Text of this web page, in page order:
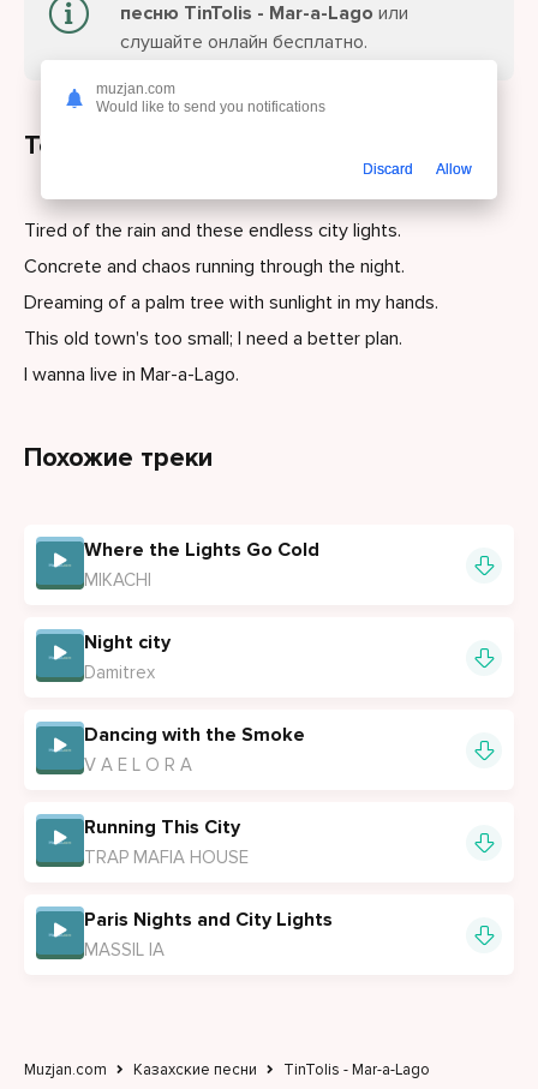
песню TinTolis - Mar-a-Lago или
слушайте онлайн бесплатно.
Текст песни
Tired of the rain and these endless city lights.
Concrete and chaos running through the night.
Dreaming of a palm tree with sunlight in my hands.
This old town's too small; I need a better plan.
I wanna live in Mar-a-Lago.
Похожие треки
Where the Lights Go Cold
MIKACHI
Night city
Damitrex
Dancing with the Smoke
V A E L O R A
Running This City
TRAP MAFIA HOUSE
Paris Nights and City Lights
MASSIL IA
Muzjan.com Казахские песни TinTolis - Mar-a-Lago
muzjan.com
Would like to send you notifications
Discard Allow